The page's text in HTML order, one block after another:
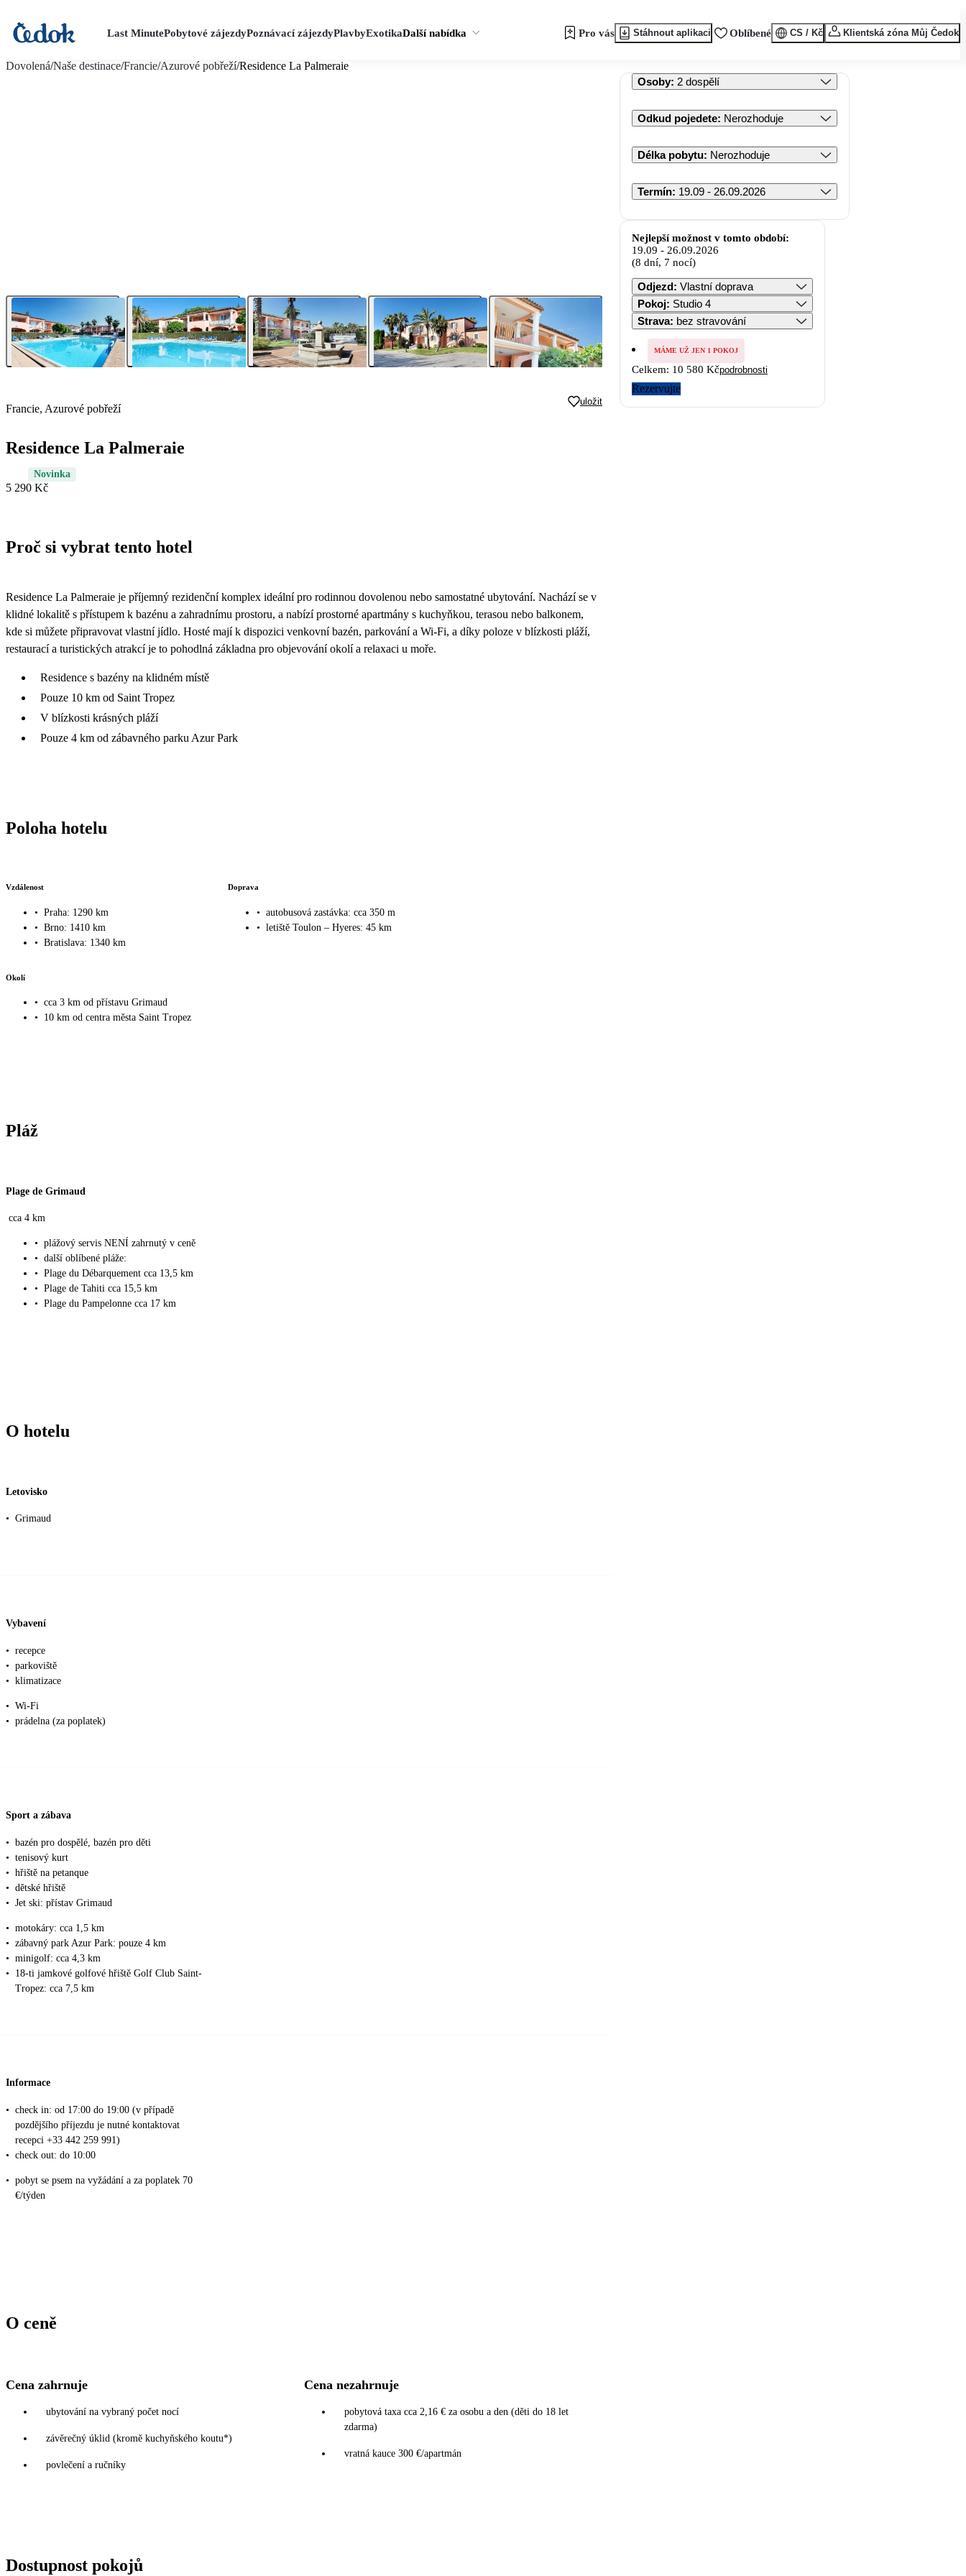
Last MinutePobytové zájezdyPoznávací zájezdyPlavbyExotikaDalší nabídka Pro vás Stáhnout aplikaci Oblíbené CS / Kč Klientská zóna Můj Čedok
Dovolená/Naše destinace/Francie/Azurové pobřeží/Residence La Palmeraie
Francie, Azurové pobřeží
uložit
Residence La Palmeraie
Novinka
5 290 Kč
Proč si vybrat tento hotel
Residence La Palmeraie je příjemný rezidenční komplex ideální pro rodinnou dovolenou nebo samostatné ubytování. Nachází se v
klidné lokalitě s přístupem k bazénu a zahradnímu prostoru, a nabízí prostorné apartmány s kuchyňkou, terasou nebo balkonem,
kde si můžete připravovat vlastní jídlo. Hosté mají k dispozici venkovní bazén, parkování a Wi‑Fi, a díky poloze v blízkosti pláží,
restaurací a turistických atrakcí je to pohodlná základna pro objevování okolí a relaxaci u moře.
Residence s bazény na klidném místě
Pouze 10 km od Saint Tropez
V blízkosti krásných pláží
Pouze 4 km od zábavného parku Azur Park
Poloha hotelu
Vzdálenost
• Praha: 1290 km
• Brno: 1410 km
• Bratislava: 1340 km
Doprava
• autobusová zastávka: cca 350 m
• letiště Toulon – Hyeres: 45 km
Okolí
• cca 3 km od přístavu Grimaud
•
10 km od centra města Saint Tropez
Pláž
Plage de Grimaud
cca 4 km
• plážový servis NENÍ zahrnutý v ceně
• další oblíbené pláže:
• Plage du Débarquement cca 13,5 km
• Plage de Tahiti cca 15,5 km
• Plage du Pampelonne cca 17 km
O hotelu
Letovisko
• Grimaud
Vybavení
• recepce
• parkoviště
• klimatizace
• Wi-Fi
• prádelna (za poplatek)
Sport a zábava
• bazén pro dospělé, bazén pro děti
• tenisový kurt
• hřiště na petanque
• dětské hřiště
• Jet ski: přístav Grimaud
• motokáry: cca 1,5 km
• zábavný park Azur Park: pouze 4 km
• minigolf: cca 4,3 km
•
18-ti jamkové golfové hřiště Golf Club Saint-
Tropez: cca 7,5 km
Informace
• check in: od 17:00 do 19:00 (v případě
pozdějšího příjezdu je nutné kontaktovat
recepci +33 442 259 991)
• check out: do 10:00
• pobyt se psem na vyžádání a za poplatek 70
€/týden
O ceně
Cena zahrnuje
ubytování na vybraný počet nocí
závěrečný úklid (kromě kuchyňského koutu*)
povlečení a ručníky
Cena nezahrnuje
pobytová taxa cca 2,16 € za osobu a den (děti do 18 let
zdarma)
vratná kauce 300 €/apartmán
Dostupnost pokojů
Osoby: 2 dospělí
Odkud pojedete: Nerozhoduje
Délka pobytu: Nerozhoduje
Termín: 19.09 - 26.09.2026
Nejlepší možnost v tomto období:
19.09 - 26.09.2026
(8 dní, 7 nocí)
Odjezd: Vlastní doprava
Pokoj: Studio 4
Strava: bez stravování
MÁME UŽ JEN 1 POKOJ
Celkem: 10 580 Kčpodrobnosti
Rezervujte